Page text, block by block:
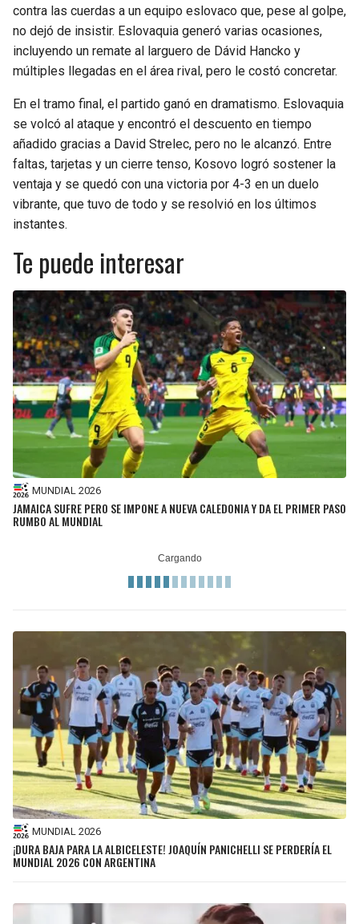
contra las cuerdas a un equipo eslovaco que, pese al golpe,
no dejó de insistir. Eslovaquia generó varias ocasiones,
incluyendo un remate al larguero de Dávid Hancko y
múltiples llegadas en el área rival, pero le costó concretar.
En el tramo final, el partido ganó en dramatismo. Eslovaquia
se volcó al ataque y encontró el descuento en tiempo
añadido gracias a David Strelec, pero no le alcanzó. Entre
faltas, tarjetas y un cierre tenso, Kosovo logró sostener la
ventaja y se quedó con una victoria por 4-3 en un duelo
vibrante, que tuvo de todo y se resolvió en los últimos
instantes.
Te puede interesar
MUNDIAL 2026
JAMAICA SUFRE PERO SE IMPONE A NUEVA CALEDONIA Y DA EL PRIMER PASO
RUMBO AL MUNDIAL
MUNDIAL 2026
¡DURA BAJA PARA LA ALBICELESTE! JOAQUÍN PANICHELLI SE PERDERÍA EL
MUNDIAL 2026 CON ARGENTINA